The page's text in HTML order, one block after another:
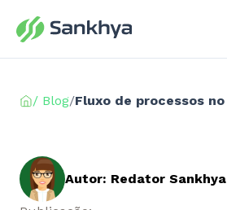
/ Blog/
Autor: Redator Sankhya